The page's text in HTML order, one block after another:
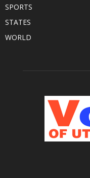
SPORTS
STATES
WORLD